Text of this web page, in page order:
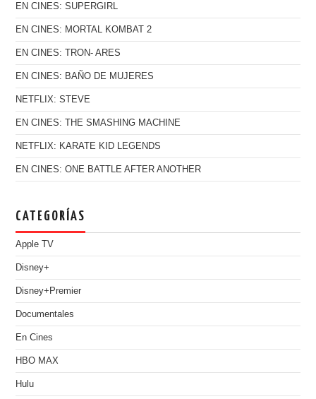
EN CINES: SUPERGIRL
EN CINES: MORTAL KOMBAT 2
EN CINES: TRON- ARES
EN CINES: BAÑO DE MUJERES
NETFLIX: STEVE
EN CINES: THE SMASHING MACHINE
NETFLIX: KARATE KID LEGENDS
EN CINES: ONE BATTLE AFTER ANOTHER
CATEGORÍAS
Apple TV
Disney+
Disney+Premier
Documentales
En Cines
HBO MAX
Hulu